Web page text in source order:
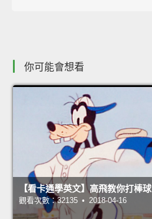
你可能會想看
【看卡通學英文】高飛教你打棒球
觀看次數：32135 • 2018-04-16